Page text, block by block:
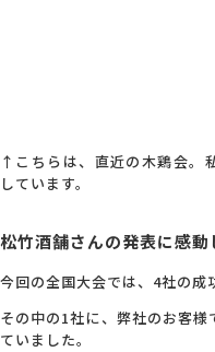
↑こちらは、直近の木鶏会。
しています。
松竹酒舗さんの発表に感動
今回の全国大会では、4社の成
その中の1社に、弊社のお客
ていました。